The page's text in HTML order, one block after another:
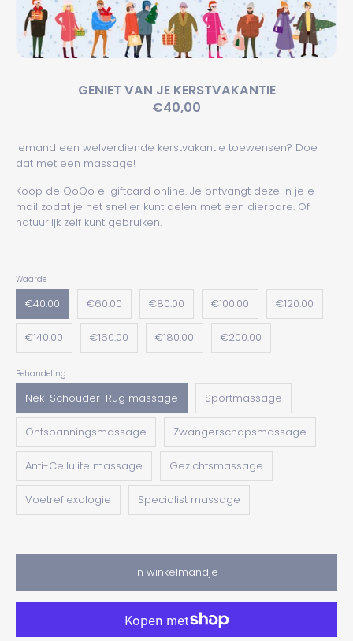
GENIET VAN JE KERSTVAKANTIE
€40,00
Iemand een welverdiende kerstvakantie toewensen? Doe
dat met een massage!
Koop de QoQo e-giftcard online. Je ontvangt deze in je e-
mail zodat je het sneller kunt delen met een dierbare. Of
natuurlijk zelf kunt gebruiken.
Waarde
€40.00 €60.00 €80.00 €100.00 €120.00
€140.00 €160.00 €180.00 €200.00
Behandeling
Nek-Schouder-Rug massage Sportmassage
Ontspanningsmassage Zwangerschapsmassage
Anti-Cellulite massage Gezichtsmassage
Voetreflexologie Specialist massage
In winkelmandje